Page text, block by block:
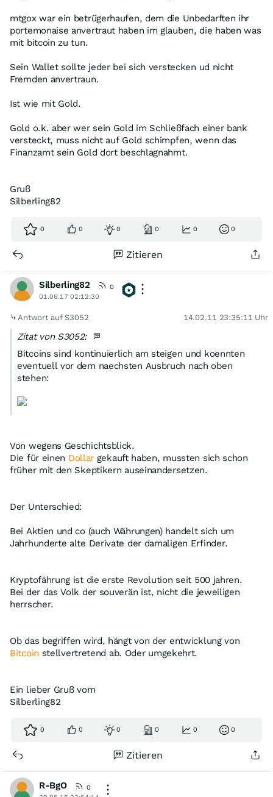
mtgox war ein betrügerhaufen, dem die Unbedarften ihr
portemonaise anvertraut haben im glauben, die haben was
mit bitcoin zu tun.
Sein Wallet sollte jeder bei sich verstecken ud nicht
Fremden anvertraun.
Ist wie mit Gold.
Gold o.k. aber wer sein Gold im Schließfach einer bank
versteckt, muss nicht auf Gold schimpfen, wenn das
Finanzamt sein Gold dort beschlagnahmt.
Gruß
Silberling82
0 0 0 0 0 0
Zitieren
Silberling82
0
01.06.17 02:12:30
Antwort auf S3052 14.02.11 23:35:11 Uhr
Zitat von S3052:
Bitcoins sind kontinuierlich am steigen und koennten
eventuell vor dem naechsten Ausbruch nach oben
stehen:
Von wegens Geschichtsblick.
Die für einen Dollar gekauft haben, mussten sich schon
früher mit den Skeptikern auseinandersetzen.
Der Unterschied:
Bei Aktien und co (auch Währungen) handelt sich um
Jahrhunderte alte Derivate der damaligen Erfinder.
Kryptofährung ist die erste Revolution seit 500 jahren.
Bei der das Volk der souverän ist, nicht die jeweiligen
herrscher.
Ob das begriffen wird, hängt von der entwicklung von
Bitcoin stellvertretend ab. Oder umgekehrt.
Ein lieber Gruß vom
Silberling82
0 0 0 0 0 0
Zitieren
R-BgO
0